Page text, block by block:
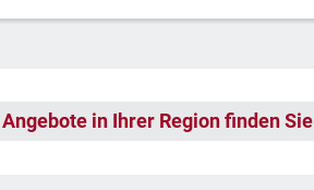
in Ihrer Region finden Sie